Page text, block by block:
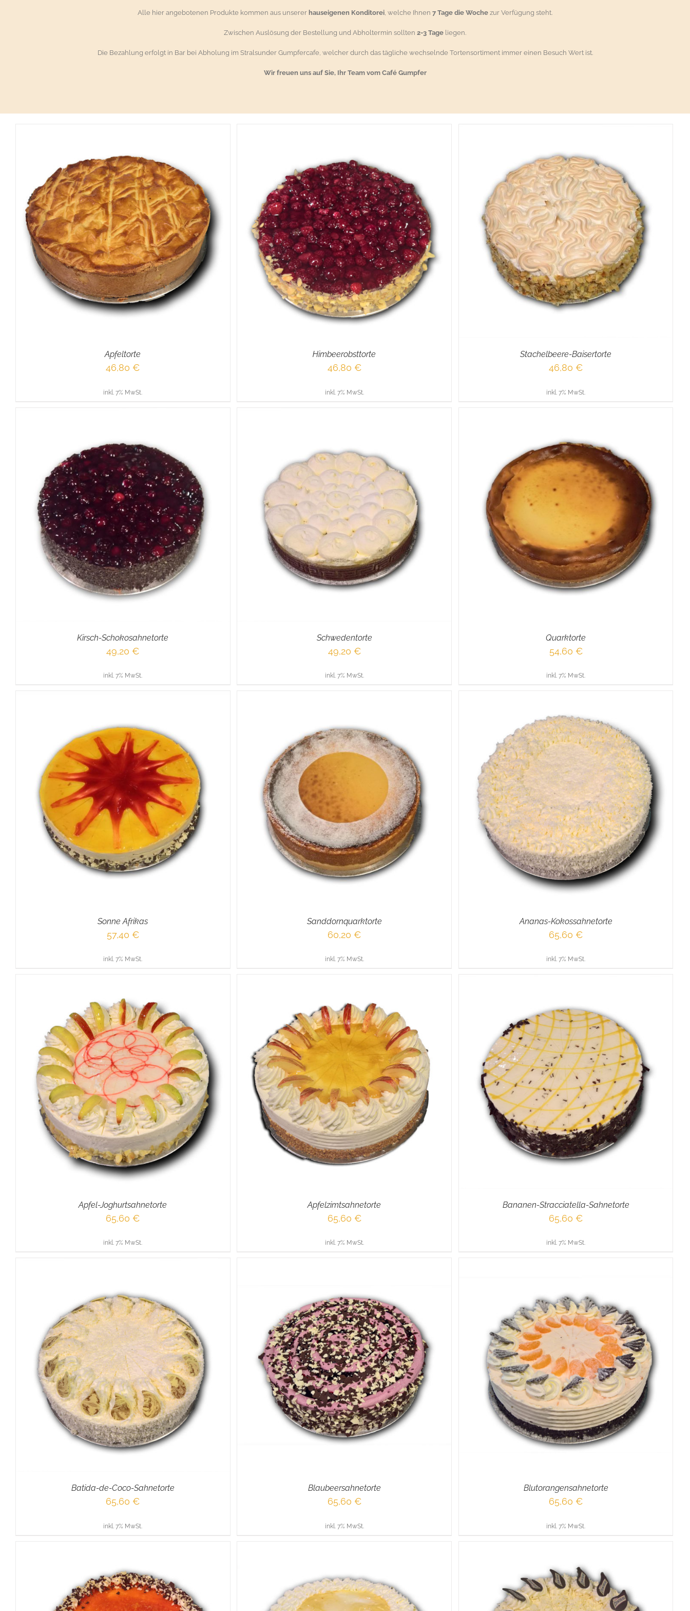
Alle hier angebotenen Produkte kommen aus unserer hauseigenen Konditorei , welche Ihnen 7 Tage die Woche zur Verfügung steht.
Zwischen Auslösung der Bestellung und Abholtermin sollten 2-3 Tage liegen.
Die Bezahlung erfolgt in Bar bei Abholung im Stralsunder Gumpfercafe, welcher durch das tägliche wechselnde Tortensortiment immer einen Besuch Wert ist.
Wir freuen uns auf Sie, Ihr Team vom Café Gumpfer
Apfeltorte
46,80€
inkl. 7% MwSt.
IN DEN WARENKORB / DETAILS
Himbeerobsttorte
46,80 €
inkl. 7% MwSt.
IN DEN WARENKORB / DETAILS
Stachelbeere-Baisertorte
46,80€
inkl. 7% MwSt.
Kirsch-Schokosahnetorte
49,20€
inkl. 7% MwSt.
IN DEN WARENKORB DETAILS
Schwedentorte
49,20 €
inkl. 7% MwSt.
IN DEN WARENKORB / DETAILS
Quarktorte
54,60 €
inkl. 7% MwSt.
Sonne Afrikas
57,40 €
inkl. 7% MwSt.
IN DEN WARENKORB / DETAILS
Sanddornquarktorte
60,20€
inkl. 7% MwSt.
IN DEN WARENKORB DETAILS
Ananas-Kokossahnetorte
65,60€
inkl. 7% MwSt.
Apfel-Joghurtsahnetorte
65,60€
inkl. 7% MwSt.
IN DEN WARENKORB / DETAILS
Apfelzimtsahnetorte
65,60 €
inkl. 7% MwSt.
IN DEN WARENKORB / DETAILS
Bananen-Stracciatella-Sahnetorte
65,60€
inkl. 7% MwSt.
Batida-de-Coco-Sahnetorte
65,60€
inkl. 7% MwSt.
IN DEN WARENKORB / DETAILS
Blaubeersahnetorte
65,60 €
inkl. 7% MwSt.
IN DEN WARENKORB / DETAILS
Blutorangensahnetorte
65,60€
inkl. 7% MwSt.